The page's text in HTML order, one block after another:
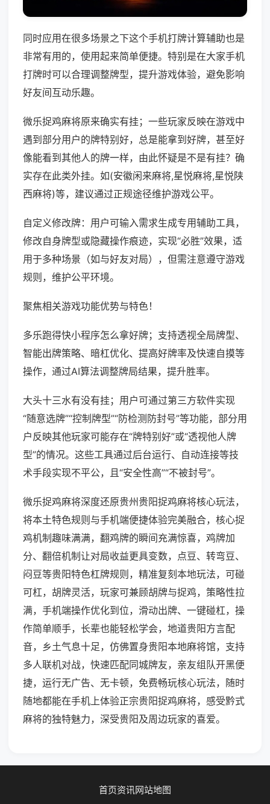
同时应用在很多场景之下这个手机打牌计算辅助也是
非常有用的，使用起来简单便捷。特别是在大家手机
打牌时可以合理调整牌型，提升游戏体验，避免影响
好友间互动乐趣。
微乐捉鸡麻将原来确实有挂；一些玩家反映在游戏中
遇到部分用户的牌特别好，总是能拿到好牌，甚至好
像能看到其他人的牌一样，由此怀疑是不是有挂？确
实存在此类外挂。如(安徽闲来麻将,星悦麻将,星悦陕
西麻将)等，建议通过正规途径维护游戏公平。
自定义修改牌：用户可输入需求生成专用辅助工具，
修改自身牌型或隐藏操作痕迹，实现“必胜”效果，适
用于多种场景（如与好友对局），但需注意遵守游戏
规则，维护公平环境。
聚焦相关游戏功能优势与特色！
多乐跑得快小程序怎么拿好牌；支持透视全局牌型、
智能出牌策略、暗杠优化、提高好牌率及快速自摸等
操作，通过AI算法调整牌局结果，提升胜率。
大头十三水有没有挂；用户可通过第三方软件实现
“随意选牌”“控制牌型”“防检测防封号”等功能，部分用
户反映其他玩家可能存在“牌特别好”或“透视他人牌
型”的情况。这些工具通过后台运行、自动连接等技
术手段实现不平公，且“安全性高”“不被封号”。
微乐捉鸡麻将深度还原贵州贵阳捉鸡麻将核心玩法，
将本土特色规则与手机端便捷体验完美融合，核心捉
鸡机制趣味满满，翻鸡牌的瞬间充满惊喜，鸡牌加
分、翻倍机制让对局收益更具变数，点豆、转弯豆、
闷豆等贵阳特色杠牌规则，精准复刻本地玩法，可碰
可杠，胡牌灵活，玩家可兼顾胡牌与捉鸡，策略性拉
满，手机端操作优化到位，滑动出牌、一键碰杠，操
作简单顺手，长辈也能轻松学会，地道贵阳方言配
音，乡土气息十足，仿佛置身贵阳本地麻将馆，支持
多人联机对战，快速匹配同城牌友，亲友组队开黑便
捷，运行无广告、无卡顿，免费畅玩核心玩法，随时
随地都能在手机上体验正宗贵阳捉鸡麻将，感受黔式
麻将的独特魅力，深受贵阳及周边玩家的喜爱。
首页资讯网站地图